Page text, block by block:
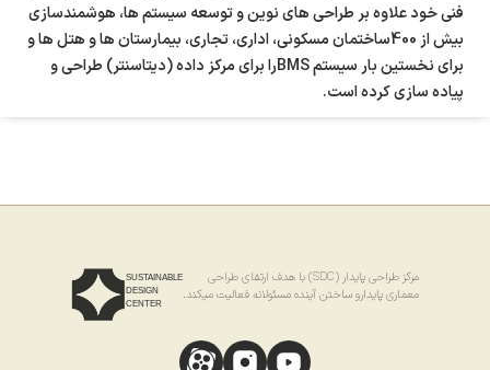
فنی خود علاوه بر طراحی های نوین و توسعه سیستم ها، هوشمندسازی
بیش از 400ساختمان مسکونی، اداری، تجاری، بیمارستان ها و هتل ها و
برای نخستین بار سیستم BMSرا برای مرکز داده (دیتاسنتر) طراحی و
پیاده سازی کرده است.
مرکز طراحی پایدار (SDC) با هدف ارتقای طراحی
معماری پایدارو ساختن آینده مسئولانه فعالیت میکند.
SUSTAINABLE
DESIGN
CENTER